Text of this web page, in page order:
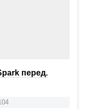
перед.